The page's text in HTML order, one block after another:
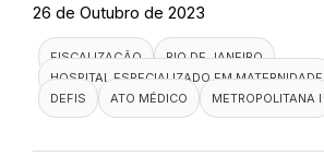
26 de Outubro de 2023
FISCALIZAÇÃO
RIO DE JANEIRO
HOSPITAL ESPECIALIZADO EM MATERNIDADE
DEFIS
ATO MÉDICO METROPOLITANA I